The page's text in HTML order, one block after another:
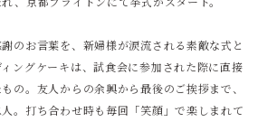
のお言葉を、新婦様が涙流される素敵な式と
ングケーキは、試食会に参加された際に直接
の。友人からの余興から最後のご挨拶まで、
。打ち合わせ時も毎回「笑顔」で楽しまれて